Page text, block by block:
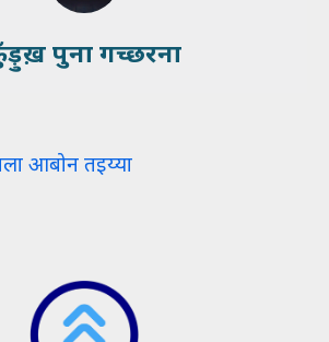
पुना गच्छरना
आबोन तइय्या